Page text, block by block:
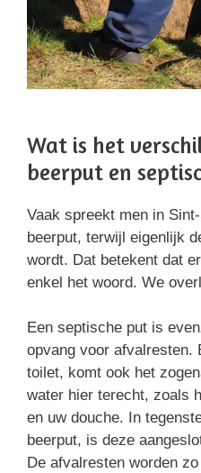
Wat is het
beerput en
Vaak spreekt men in
beerput, terwijl eigenlijk
wordt. Dat betekent dat
enkel het woord. We
Een septische put is
opvang voor afvalresten.
toilet, komt ook het
water hier terecht, zoals
en uw douche. In
beerput, is deze
De afvalresten worden